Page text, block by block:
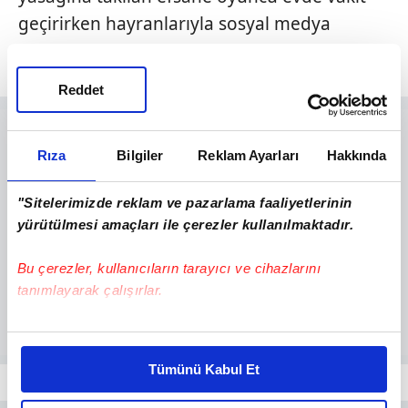
Rıza Bilgiler Reklam Ayarları Hakkında
"Sitelerimizde reklam ve pazarlama faaliyetlerinin
yürütülmesi amaçları ile çerezler kullanılmaktadır.
Bu çerezler, kullanıcıların tarayıcı ve cihazlarını
tanımlayarak çalışırlar.
Bu çerezlere izin vermeniz halinde sizlere özel
daha iyi reklam deneyimi yaşatabiliriz. Bunu yaparken
amacımızın size daha iyi bir reklam deneyimi sunmak
Tümünü Kabul Et
Reddet
geçirirken hayranlarıyla sosyal medya